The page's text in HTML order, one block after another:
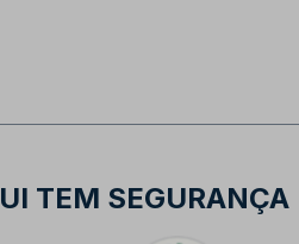
TEM SEGURANÇA